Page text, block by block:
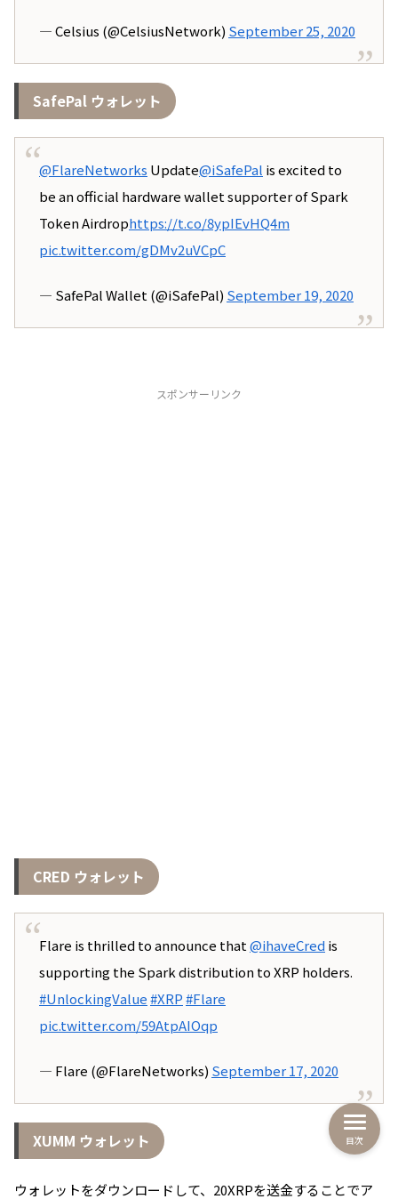
— Celsius (@CelsiusNetwork) September 25, 2020
SafePal ウォレット
@FlareNetworks Update@iSafePal is excited to
be an official hardware wallet supporter of Spark
Token Airdrophttps://t.co/8ypIEvHQ4m
pic.twitter.com/gDMv2uVCpC
— SafePal Wallet (@iSafePal) September 19, 2020
スポンサーリンク
CRED ウォレット
Flare is thrilled to announce that@ihaveCred is
supporting the Spark distribution to XRP holders.
#UnlockingValue#XRP#Flare
pic.twitter.com/59AtpAIOqp
— Flare (@FlareNetworks) September 17, 2020
XUMM ウォレット
ウォレットをダウンロードして、20XRPを送金することでア
目次